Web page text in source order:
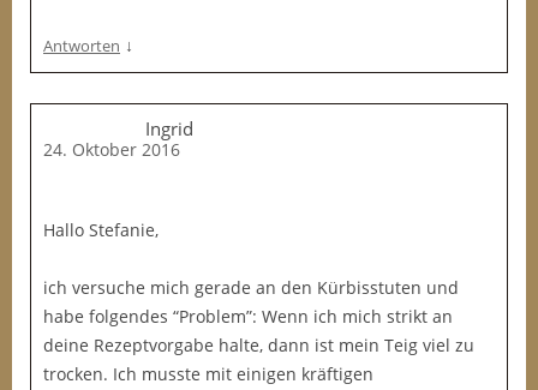
Antworten ↓
Ingrid
24. Oktober 2016
Hallo Stefanie,
ich versuche mich gerade an den Kürbisstuten und
habe folgendes “Problem”: Wenn ich mich strikt an
deine Rezeptvorgabe halte, dann ist mein Teig viel zu
trocken. Ich musste mit einigen kräftigen